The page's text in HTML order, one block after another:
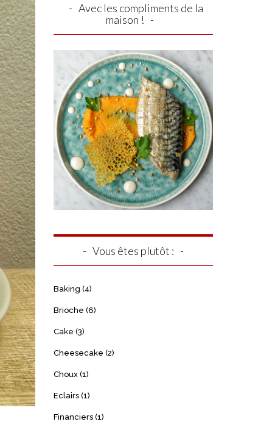
Avec les compliments de la
maison !
Vous êtes plutôt :
Baking (4)
Brioche (6)
Cake (3)
Cheesecake (2)
Choux(1)
Eclairs(1)
Financiers(1)